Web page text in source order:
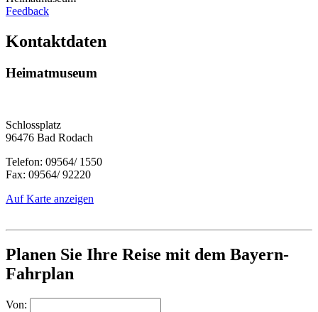
Feedback
Kontaktdaten
Heimatmuseum
Schlossplatz
96476 Bad Rodach
Telefon: 09564/ 1550
Fax: 09564/ 92220
Auf Karte anzeigen
Planen Sie Ihre Reise mit dem Bayern-
Fahrplan
Von: